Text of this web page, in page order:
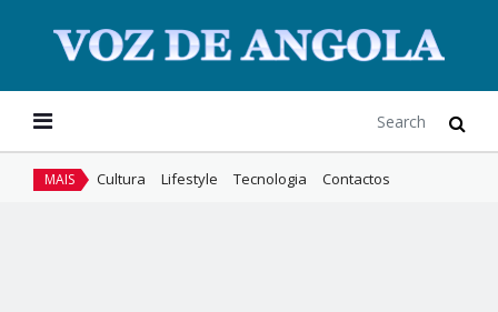
MAIS Cultura Lifestyle Tecnologia Contactos